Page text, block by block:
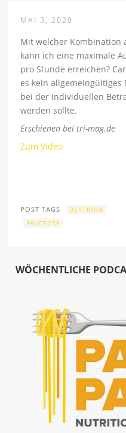
MAI 3, 2020
Mit welcher Kombination
kann ich eine maximale
pro Stunde erreichen?
es kein
bei der individuellen
werden sollte.
Erschienen bei tri-mag.de
Zum Video
POST TAGS
DEXTROSE
FRUCTOSE
WÖCHENTLICHE